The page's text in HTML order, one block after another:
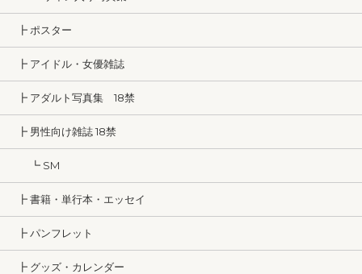
┣ ポスター
┣ アイドル・女優雑誌
┣ アダルト写真集 18禁
┣ 男性向け雑誌 18禁
┗ SM
┣ 書籍・単行本・エッセイ
┣ パンフレット
┣ グッズ・カレンダー